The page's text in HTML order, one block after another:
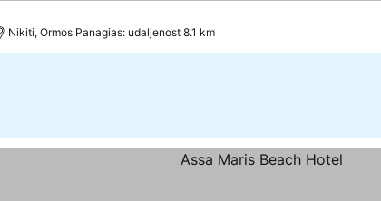
cene
Nikiti, Ormos Panagias: udaljenost 8.1 km